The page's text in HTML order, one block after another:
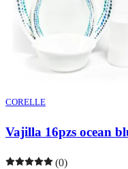
CORELLE
Vajilla 16pzs ocean
(0)